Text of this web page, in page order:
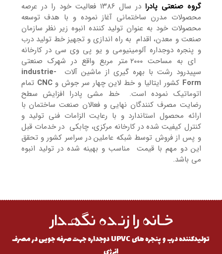
گروه صنعتی پادرا
در سال ۱۳۸۶ فعالیت خود را در عرصه
محصولات مدرن ساختمانی آغاز نموده و با هدف توسعه
محصولات خود به عنوان تولید کننده انبوه زیر نظر سازمان
صنعت و معدن، اقدام به راه اندازي و تجهیز خط تولید درب
و پنجره دوجداره آلومینیومی و یو پی وي سی در کارخانه
اي به مساحت ۲۰۰۰ متر مربع واقع در شهرك صنعتی
سپیدرود رشت با بهره گیري از ماشین آلات industrie-
Form کشور ایتالیا و خط لاین چهار سر جوش وCNC تمام
اتوماتیک نموده است. خط مشی پادرا افزایش سطح
رضایت مصرف کنندگان نهایی و فعالان صنعت ساختمان با
ارائه محصول استاندارد و با رعایت الزامات فنی تولید و
کنترل کیفیت شده در کارخانه مرکزي، چابکی در خدمات قبل
و پس از فروش توسط شبکه عاملین در سراسر کشور و تحقق
این دو مهم با قیمت مناسب و بهینه شده در تولید انبوه
می باشد.
خـانه را زنـده نگهـدار
تولیدکننده درب و پنجره های UPVC دوجداره جهت صرفه جویی در مصرف